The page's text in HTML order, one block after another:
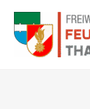
Zum
Inhalt
springen